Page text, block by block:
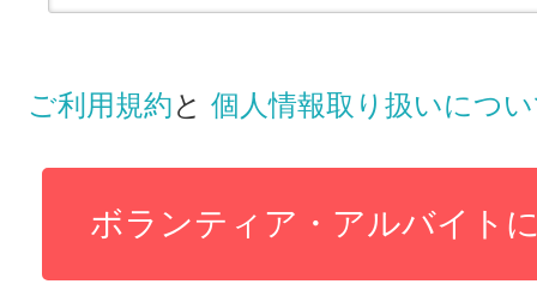
ご利用規約と 個人情報取り扱いにつ